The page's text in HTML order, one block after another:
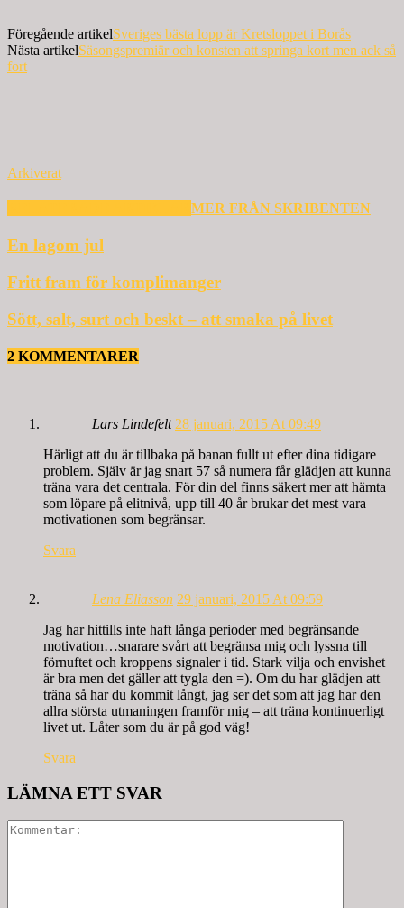
Föregående artikelSveriges bästa lopp är Kretsloppet i Borås
Nästa artikelSäsongspremiär och konsten att springa kort men ack så
fort
Arkiverat
MER FRÅN SKRIBENTEN
En lagom jul
Fritt fram för komplimanger
Sött, salt, surt och beskt – att smaka på livet
2 KOMMENTARER
Lars Lindefelt 28 januari, 2015 At 09:49
Härligt att du är tillbaka på banan fullt ut efter dina tidigare
problem. Själv är jag snart 57 så numera får glädjen att kunna
träna vara det centrala. För din del finns säkert mer att hämta
som löpare på elitnivå, upp till 40 år brukar det mest vara
motivationen som begränsar.
Svara
Lena Eliasson 29 januari, 2015 At 09:59
Jag har hittills inte haft långa perioder med begränsande
motivation…snarare svårt att begränsa mig och lyssna till
förnuftet och kroppens signaler i tid. Stark vilja och envishet
är bra men det gäller att tygla den =). Om du har glädjen att
träna så har du kommit långt, jag ser det som att jag har den
allra största utmaningen framför mig – att träna kontinuerligt
livet ut. Låter som du är på god väg!
Svara
LÄMNA ETT SVAR